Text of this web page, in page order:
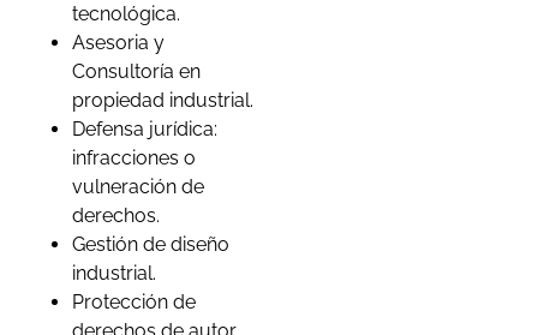
tecnológica.
Asesoria y
Consultoría en
propiedad industrial.
Defensa jurídica:
infracciones o
vulneración de
derechos.
Gestión de diseño
industrial.
Protección de
derechos de autor.